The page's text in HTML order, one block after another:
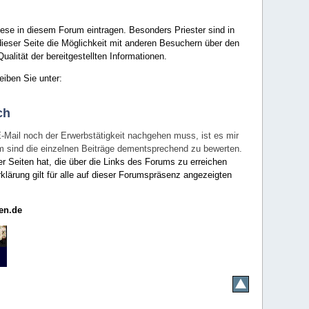
in diesem Forum eintragen. Besonders Priester sind in
Seite die Möglichkeit mit anderen Besuchern über den
der bereitgestellten Informationen.
Sie unter:
noch der Erwerbstätigkeit nachgehen muss, ist es mir
die einzelnen Beiträge dementsprechend zu bewerten.
Seiten hat, die über die Links des Forums zu erreichen
gilt für alle auf dieser Forumspräsenz angezeigten